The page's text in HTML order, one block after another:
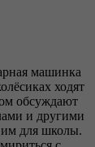
машинка
ходят
обсуждают
и другими
для школы.